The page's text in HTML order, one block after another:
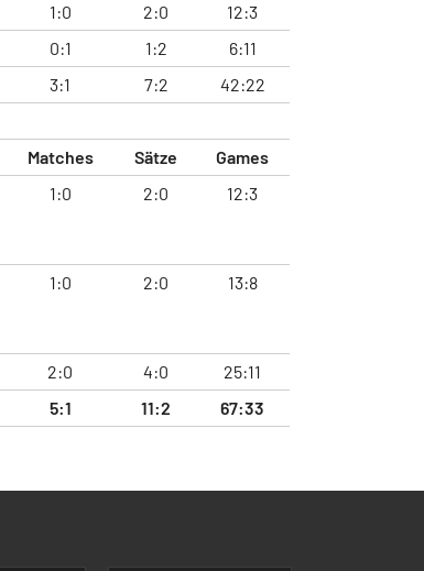
1:0 2:0 12:3
0:1 1:2
6:11
3:1 7:2
42:22
Matches Sätze Games
1:0 2:0 12:3
1:0 2:0 13:8
2:0 4:0
25:11
5:1 11:2 67:33